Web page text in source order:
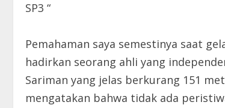
SP3 “
Pemahaman saya semestinya saat
hadirkan seorang ahli yang
Sariman yang jelas berkurang 151
mengatakan bahwa tidak ada